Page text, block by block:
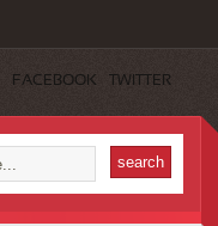
FACEBOOK TWITTER